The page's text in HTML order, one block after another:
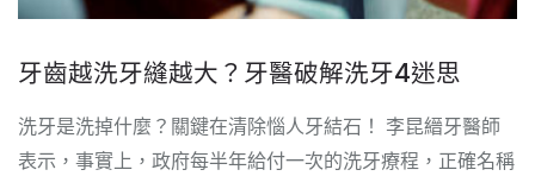
牙齒越洗牙縫越大？牙醫破解洗牙4迷思
洗牙是洗掉什麼？關鍵在清除惱人牙結石！ 李昆縉牙醫師
表示，事實上，政府每半年給付一次的洗牙療程，正確名稱